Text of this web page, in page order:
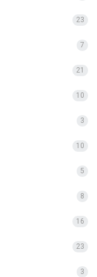
23
7
21
10
3
10
5
8
16
23
3